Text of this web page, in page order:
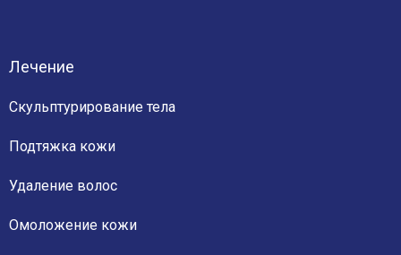
Лечение
Скульптурирование тела
Подтяжка кожи
Удаление волос
Омоложение кожи